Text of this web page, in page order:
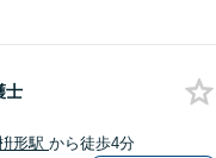
士
形駅 から徒歩4分